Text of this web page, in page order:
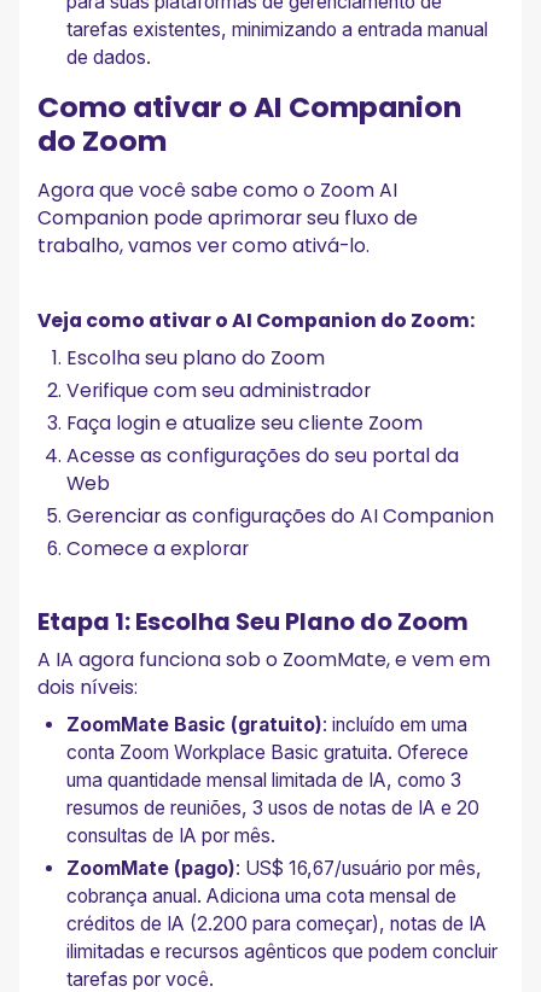
tarefas existentes, minimizando a entrada manual
de dados.
Como ativar o AI Companion
do Zoom
Agora que você sabe como o Zoom AI
Companion pode aprimorar seu fluxo de
trabalho, vamos ver como ativá-lo.
Veja como ativar o AI Companion do Zoom:
Escolha seu plano do Zoom
Verifique com seu administrador
Faça login e atualize seu cliente Zoom
Acesse as configurações do seu portal da
Web
Gerenciar as configurações do AI Companion
Comece a explorar
Etapa 1: Escolha Seu Plano do Zoom
A IA agora funciona sob o ZoomMate, e vem em
dois níveis:
ZoomMate Basic (gratuito): incluído em uma
conta Zoom Workplace Basic gratuita. Oferece
uma quantidade mensal limitada de IA, como 3
resumos de reuniões, 3 usos de notas de IA e 20
consultas de IA por mês.
ZoomMate (pago): US$ 16,67/usuário por mês,
cobrança anual. Adiciona uma cota mensal de
créditos de IA (2.200 para começar), notas de IA
ilimitadas e recursos agênticos que podem concluir
tarefas por você.